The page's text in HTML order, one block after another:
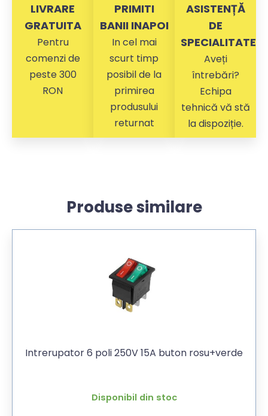
LIVRARE
GRATUITA
Pentru
comenzi de
peste 300
RON
PRIMITI
BANII INAPOI
In cel mai
scurt timp
posibil de la
primirea
produsului
returnat
ASISTENȚĂ
DE
SPECIALITATE
Aveți
întrebări?
Echipa
tehnică vă stă
la dispoziție.
Produse similare
Intrerupator 6 poli 250V 15A buton rosu+verde
Disponibil din stoc